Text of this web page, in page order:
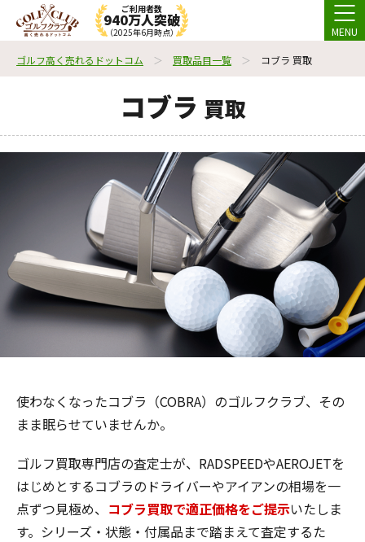
ご利用者数
940万人突破
（2025年6月時点） MENU
ゴルフ高く売れるドットコム 買取品目一覧 コブラ 買取
コブラ 買取
使わなくなったコブラ（COBRA）のゴルフクラブ、その
まま眠らせていませんか。
ゴルフ買取専門店の査定士が、RADSPEEDやAEROJETを
はじめとするコブラのドライバーやアイアンの相場を一
点ずつ見極め、 コブラ買取で適正価格をご提示いたしま
す。シリーズ・状態・付属品まで踏まえて査定するた